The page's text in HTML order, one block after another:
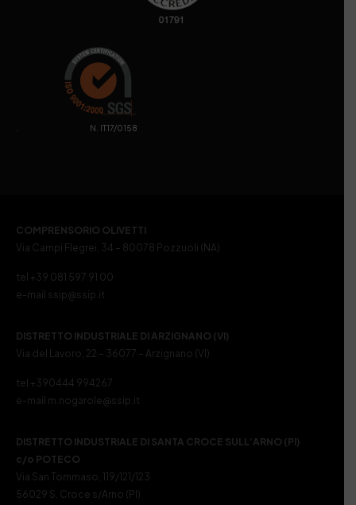
. N. IT17/0158
COMPRENSORIO OLIVETTI
Via Campi Flegrei, 34 – 80078 Pozzuoli (NA)
tel +39 081 597 91 00
e-mail ssip@ssip.it
DISTRETTO INDUSTRIALE DI ARZIGNANO (VI)
Via del Lavoro, 22 – 36077 – Arzignano (VI)
tel +390444 994267
e-mail m.nogarole@ssip.it
DISTRETTO INDUSTRIALE DI SANTA CROCE SULL’ARNO (PI)
c/o POTECO
Via San Tommaso, 119/121/123
56029 S. Croce s/Arno (PI)